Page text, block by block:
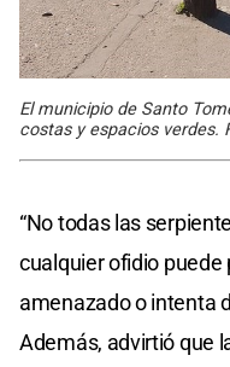
El municipio de Santo
costas y espacios verdes.
“No todas las
cualquier ofidio puede
amenazado o intenta
Además, advirtió que